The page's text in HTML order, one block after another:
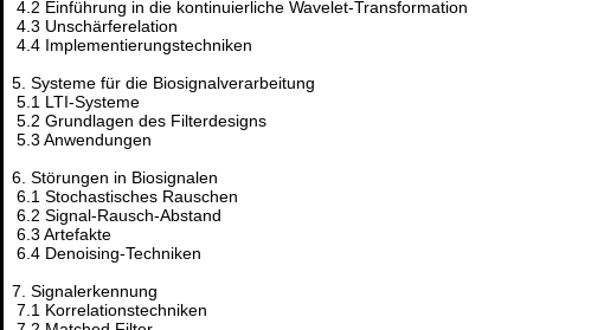
4.2 Einführung in die kontinuierliche Wavelet-Transformation
4.3 Unschärferelation
4.4 Implementierungstechniken
5. Systeme für die Biosignalverarbeitung
5.1 LTI-Systeme
5.2 Grundlagen des Filterdesigns
5.3 Anwendungen
6. Störungen in Biosignalen
6.1 Stochastisches Rauschen
6.2 Signal-Rausch-Abstand
6.3 Artefakte
6.4 Denoising-Techniken
7. Signalerkennung
7.1 Korrelationstechniken